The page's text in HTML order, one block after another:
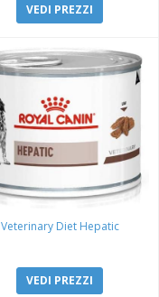
VEDI PREZZI
Veterinary Diet Hepatic
VEDI PREZZI